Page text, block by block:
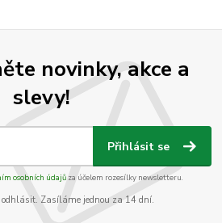
novinky, akce a
slevy!
Přihlásit se
osobních údajůza účelem rozesílky newsletteru.
odhlásit. Zasíláme jednou za 14 dní.